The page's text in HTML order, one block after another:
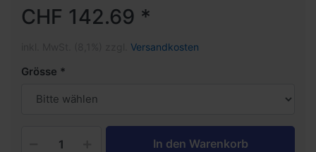
CHF 142.69 *
Versandkosten
Grösse
In den Warenkorb